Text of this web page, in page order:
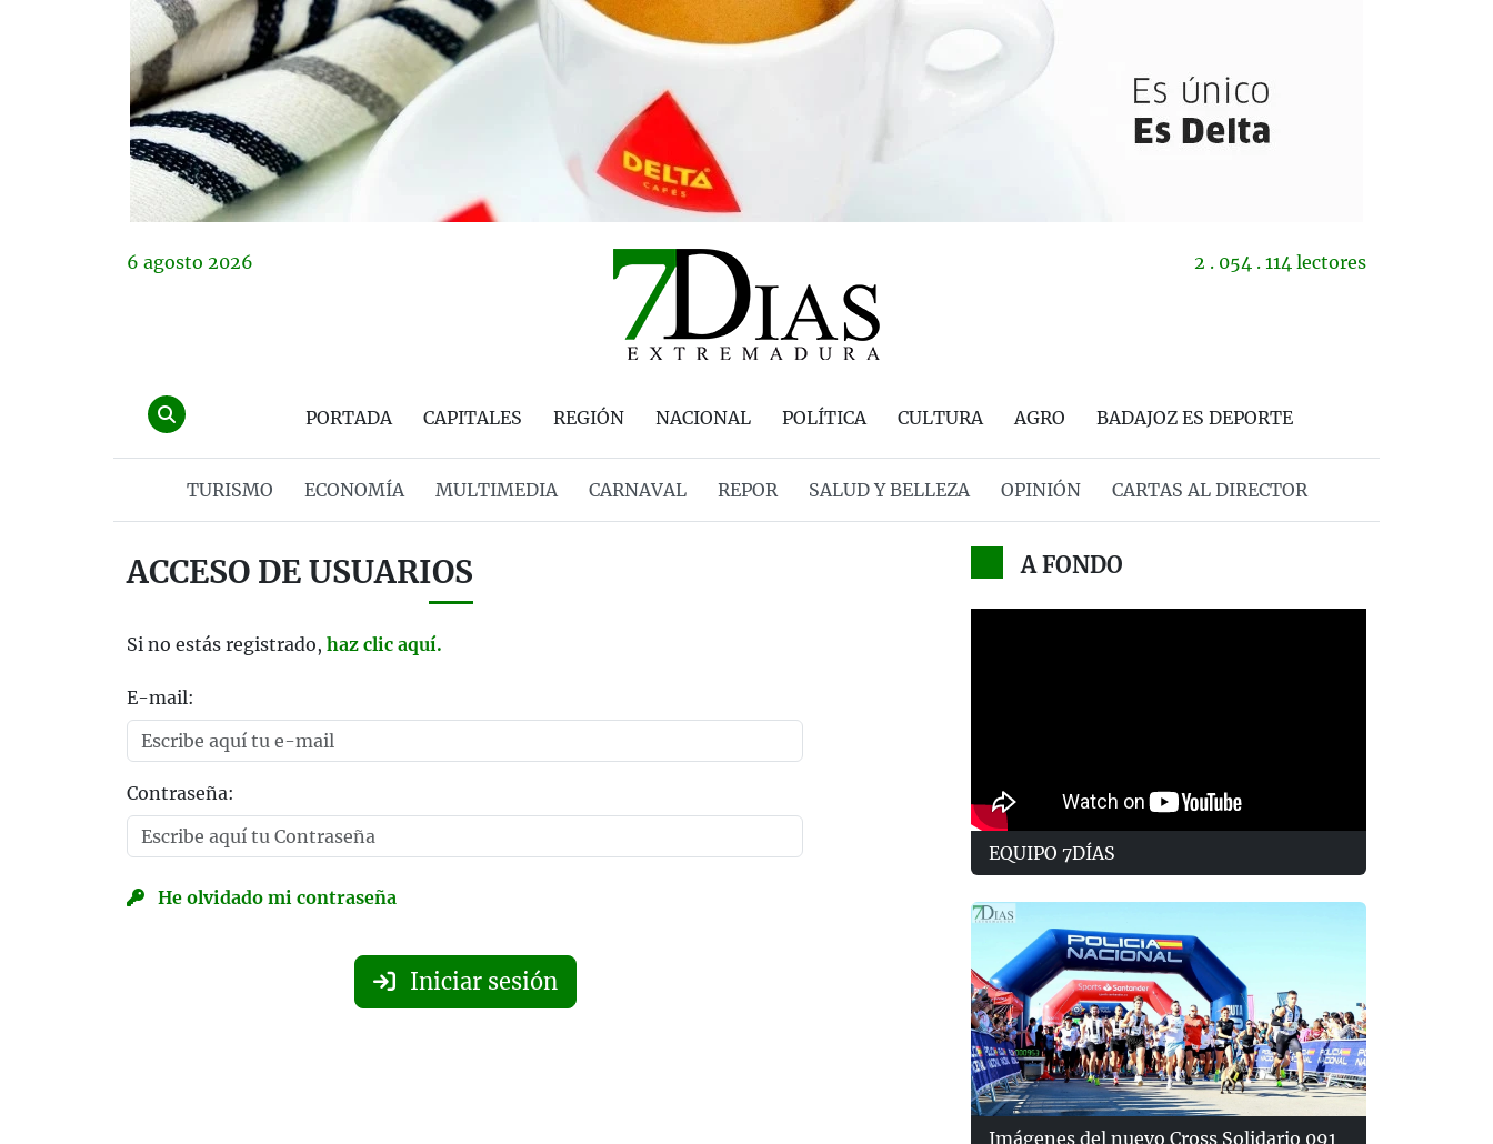
6 agosto 2026 2 . 054 . 114 lectores
PORTADA CAPITALES REGIÓN NACIONAL POLÍTICA CULTURA AGRO BADAJOZ ES DEPORTE
TURISMO ECONOMÍA MULTIMEDIA CARNAVAL REPOR SALUD Y BELLEZA OPINIÓN CARTAS AL DIRECTOR
ACCESO DE USUARIOS
Si no estás registrado, haz clic aquí.
E-mail:
Contraseña:
He olvidado mi contraseña
Iniciar sesión
A FONDO
EQUIPO 7DÍAS
Imágenes del nuevo Cross Solidario 091